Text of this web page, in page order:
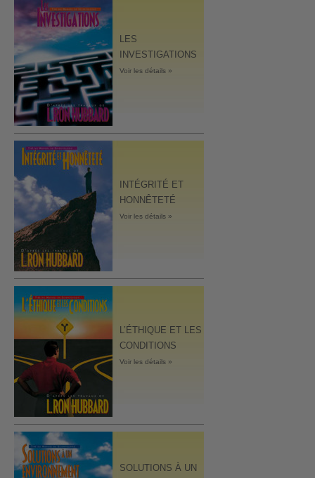
LES
INVESTIGATIONS
Voir les détails »
INTÉGRITÉ ET
HONNÊTETÉ
Voir les détails »
L’ÉTHIQUE ET LES
CONDITIONS
Voir les détails »
SOLUTIONS À UN